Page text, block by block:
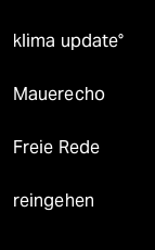
klima update°
Mauerecho
Freie Rede
reingehen